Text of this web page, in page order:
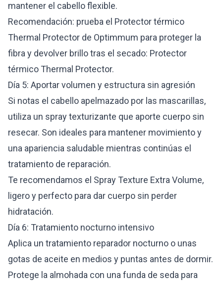
mantener el cabello flexible.
Recomendación: prueba el Protector térmico
Thermal Protector de Optimmum para proteger la
fibra y devolver brillo tras el secado: Protector
térmico Thermal Protector.
Día 5: Aportar volumen y estructura sin agresión
Si notas el cabello apelmazado por las mascarillas,
utiliza un spray texturizante que aporte cuerpo sin
resecar. Son ideales para mantener movimiento y
una apariencia saludable mientras continúas el
tratamiento de reparación.
Te recomendamos el Spray Texture Extra Volume,
ligero y perfecto para dar cuerpo sin perder
hidratación.
Día 6: Tratamiento nocturno intensivo
Aplica un tratamiento reparador nocturno o unas
gotas de aceite en medios y puntas antes de dormir.
Protege la almohada con una funda de seda para